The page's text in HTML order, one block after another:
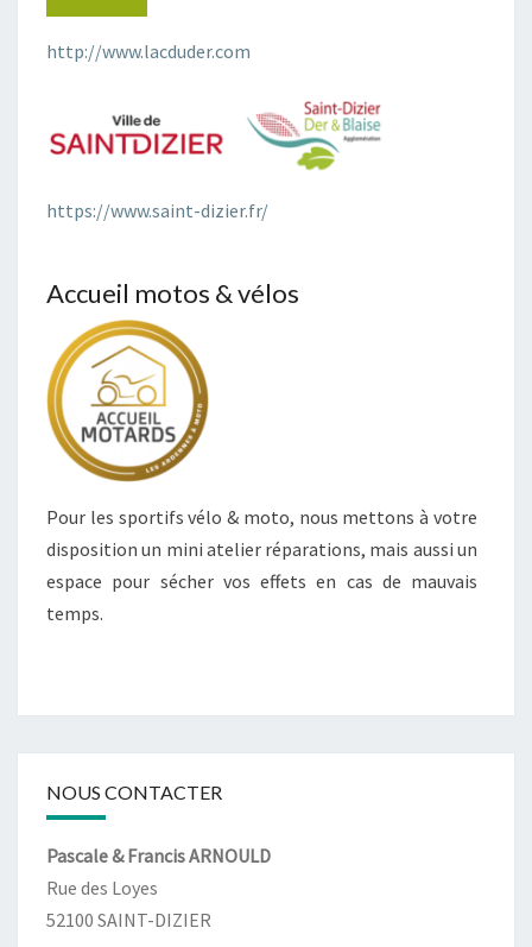
http://www.lacduder.com
https://www.saint-dizier.fr/
Accueil motos & vélos
Pour les sportifs vélo & moto, nous mettons à votre
disposition un mini atelier réparations, mais aussi un
espace pour sécher vos effets en cas de mauvais
temps.
NOUS CONTACTER
Pascale & Francis ARNOULD
Rue des Loyes
52100 SAINT-DIZIER